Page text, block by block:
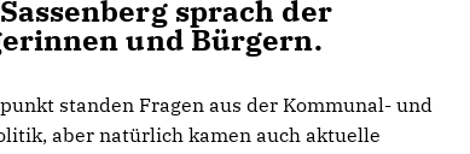
sprach der
und Bürgern.
standen Fragen aus der Kommunal- und
aber natürlich kamen auch aktuelle